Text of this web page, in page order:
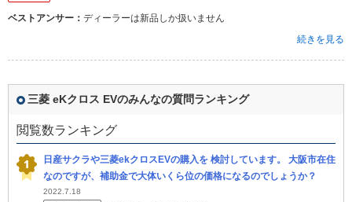
ベストアンサー： ディーラーは新品しか扱いません
続きを見る
三菱 eKクロス EVのみんなの質問ランキング
閲覧数ランキング
日産サクラや三菱ekクロスEVの購入を 検討しています。 大阪市在住
なのですが、補助金で大体いくら位の価格になるのでしょうか？
2022.7.18